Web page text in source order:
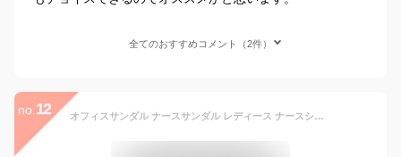
全てのおすすめコメント（2件）
no. 12 オフィスサンダル ナースサンダル レディース ナースシューズ 疲れない 歩きやすい 黒 ブラック 厚底サンダル 美脚サンダル ヒール おしゃれ かわいい 軽量 軽い 痛くない 春夏 秋冬 S M L LL 大きいサイズ 日本製 医療 事務 安い アウトレット価格 おすすめ